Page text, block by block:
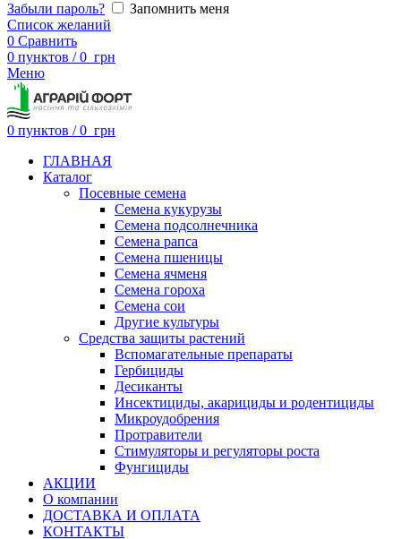
Забыли пароль?
Запомнить меня
Список желаний
0 Сравнить
0 пунктов / 0 грн
Меню
0 пунктов / 0 грн
ГЛАВНАЯ
Каталог
Посевные семена
Семена кукурузы
Семена подсолнечника
Семена рапса
Семена пшеницы
Семена ячменя
Семена гороха
Семена сои
Другие культуры
Средства защиты растений
Вспомагательные препараты
Гербициды
Десиканты
Инсектициды, акарициды и родентициды
Микроудобрения
Протравители
Стимуляторы и регуляторы роста
Фунгициды
АКЦИИ
О компании
ДОСТАВКА И ОПЛАТА
КОНТАКТЫ